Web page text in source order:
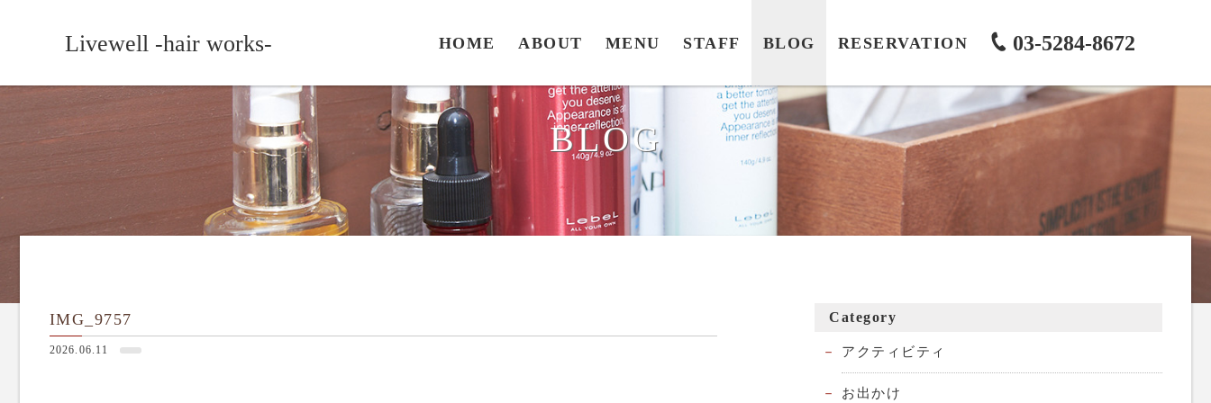
Livewell -hair works- HOME ABOUT MENU STAFF BLOG RESERVATION 03-5284-8672
BLOG
IMG_9757
2026.06.11
Category
アクティビティ
お出かけ